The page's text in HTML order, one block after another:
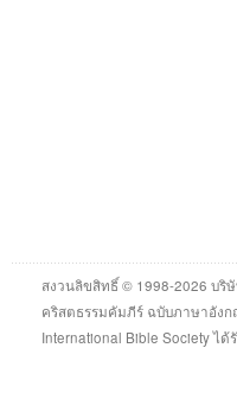
สงวนลิขสิทธิ์ © 1998-2026 บริษั
คริสตธรรมคัมภีร์ ฉบับภาษาอังก
International Bible Society ไ